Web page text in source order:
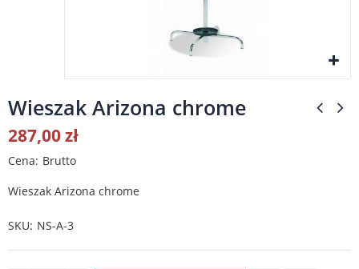
Wieszak Arizona chrome
287,00 zł
Cena Brutto
Wieszak Arizona chrome
SKU NS-A-3